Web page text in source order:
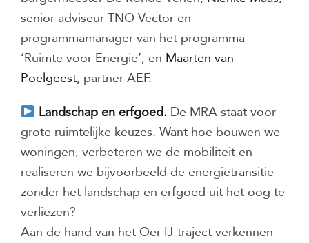
senior-adviseur TNO Vector en
programmamanager van het programma
‘Ruimte voor Energie’, en Maarten van
Poelgeest, partner AEF.
Landschap en erfgoed. De MRA staat voor
grote ruimtelijke keuzes. Want hoe bouwen we
woningen, verbeteren we de mobiliteit en
realiseren we bijvoorbeeld de energietransitie
zonder het landschap en erfgoed uit het oog te
verliezen?
Aan de hand van het Oer-IJ-traject verkennen